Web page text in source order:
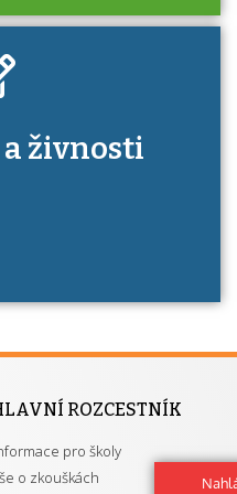
a jaké výhody
živnosti
ROZCESTNÍK
pro školy
o zkouškách